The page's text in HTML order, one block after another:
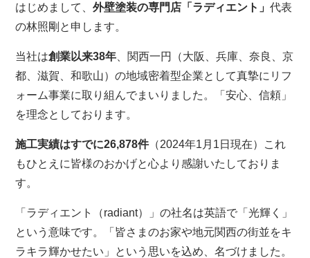
はじめまして、外壁塗装の専門店「ラディエント」代表
の林照剛と申します。
当社は創業以来38年 、関西一円（大阪、兵庫、奈良、京
都、滋賀、和歌山）の地域密着型企業として真摯にリフ
ォーム事業に取り組んでまいりました。「安心、信頼」
を理念としております。
施工実績はすでに26,878件（2024年1月1日現在）これ
もひとえに皆様のおかげと心より感謝いたしておりま
す。
「ラディエント（radiant）」の社名は英語で「光輝く」
という意味です。「皆さまのお家や地元関西の街並をキ
ラキラ輝かせたい」という思いを込め、名づけました。